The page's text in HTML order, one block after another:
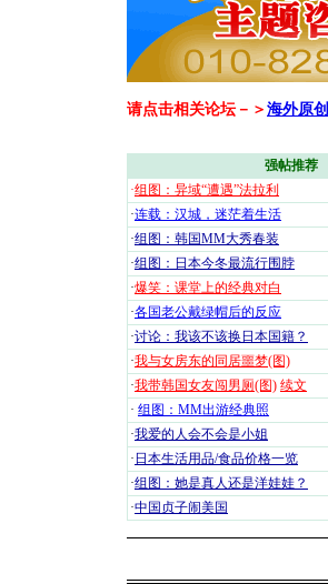
请点击相关论坛－＞ 海外原创
强帖推荐
·组图：异域“遭遇”法拉利
·连载：汉城，迷茫着生活
·组图：韩国MM大秀春装
·组图：日本今冬最流行围脖
·爆笑：课堂上的经典对白
·各国老公戴绿帽后的反应
·讨论：我该不该换日本国籍？
·我与女房东的同居噩梦(图)
·我带韩国女友闯男厕(图) 续文
· 组图：MM出游经典照
·我爱的人会不会是小姐
· 日本生活用品/食品价格一览
·组图：她是真人还是洋娃娃？
·中国贞子闹美国